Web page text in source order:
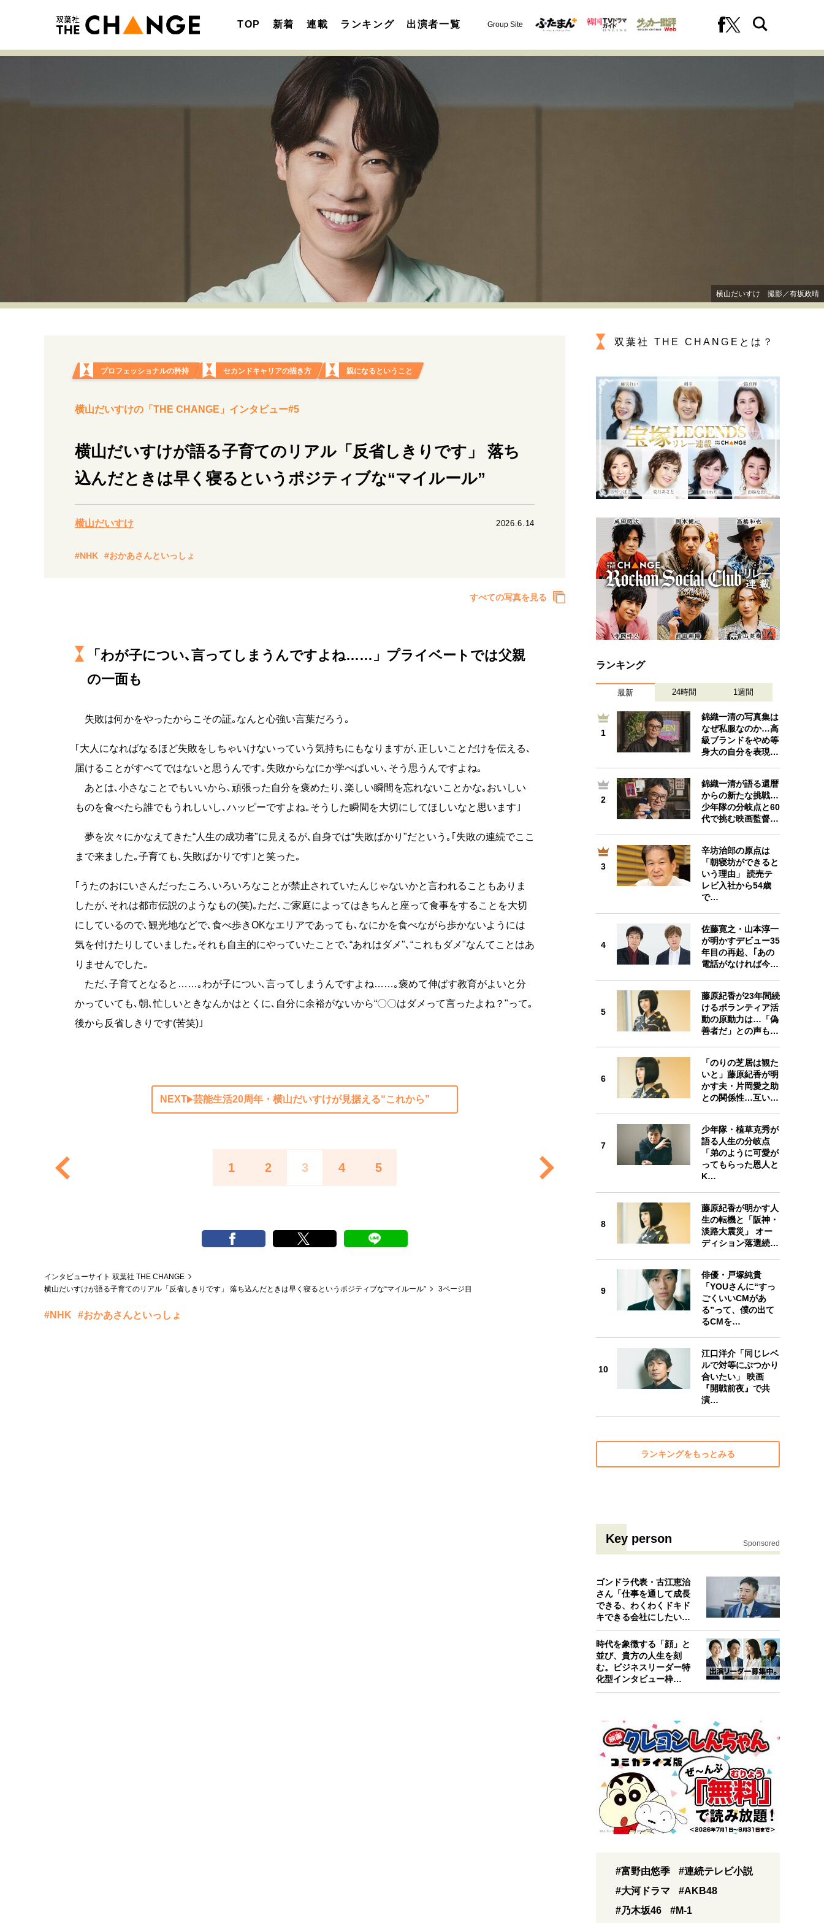
TOP 新着 連載 ランキング 出演者一覧 Group Site
運命を変えた出会い 決断の裏側
表現者の葛藤
人生が動いた日
セカンドキャリアの描き方 独立という決断
夢を掴む選択
リーダーの流儀 変革の原動力 次世代へのバトン
ライフスタイル・生き方 40代からの景色 50代のリアル
病が教えてくれたこと
移住という選択
一生モノの愛用品
横山だいすけ 撮影／有坂政晴
プロフェッショナルの矜持 セカンドキャリアの描き方 親になるということ
横山だいすけの「THE CHANGE」インタビュー#5
横山だいすけが語る子育てのリアル「反省しきりです」 落ち
込んだときは早く寝るというポジティブな“マイルール”
横山だいすけ 2026.6.14
#NHK #おかあさんといっしょ
すべての写真を見る
「わが子につい､言ってしまうんですよね……」プライベートでは父親
の一面も
失敗は何かをやったからこその証｡なんと心強い言葉だろう｡
｢大人になればなるほど失敗をしちゃいけないっていう気持ちにもなりますが､正しいことだけを伝える､
届けることがすべてではないと思うんです｡失敗からなにか学べばいい､そう思うんですよね｡
あとは､小さなことでもいいから､頑張った自分を褒めたり､楽しい瞬間を忘れないことかな｡おいしい
ものを食べたら誰でもうれしいし､ハッピーですよね｡そうした瞬間を大切にしてほしいなと思います｣
夢を次々にかなえてきた“人生の成功者"に見えるが､自身では“失敗ばかり"だという｡｢失敗の連続でここ
まで来ました｡子育ても､失敗ばかりです｣と笑った｡
｢うたのおにいさんだったころ､いろいろなことが禁止されていたんじゃないかと言われることもありま
したが､それは都市伝説のようなもの(笑)｡ただ､ご家庭によってはきちんと座って食事をすることを大切
にしているので､観光地などで､食べ歩きOKなエリアであっても､なにかを食べながら歩かないようには
気を付けたりしていました｡それも自主的にやっていたことで､“あれはダメ"､“これもダメ"なんてことはあ
りませんでした｡
ただ､子育てとなると……｡わが子につい､言ってしまうんですよね……｡褒めて伸ばす教育がよいと分
かっていても､朝､忙しいときなんかはとくに､自分に余裕がないから“〇〇はダメって言ったよね？"って｡
後から反省しきりです(苦笑)｣
NEXT 芸能生活20周年・横山だいすけが見据える“これから”
1 2 3 4 5
インタビューサイト 双葉社 THE CHANGE
横山だいすけが語る子育てのリアル「反省しきりです」 落ち込んだときは早く寝るというポジティブな“マイルール”
3ページ目
#NHK #おかあさんといっしょ
双葉社 THE CHANGEとは？
ランキング
最新 24時間 1週間
1
錦織一清の写真集は
なぜ私服なのか…高
級ブランドをやめ等
身大の自分を表現…
2
錦織一清が語る還暦
からの新たな挑戦…
少年隊の分岐点と60
代で挑む映画監督…
3
辛坊治郎の原点は
「朝寝坊ができると
いう理由」 読売テ
レビ入社から54歳
で…
4
佐藤寛之・山本淳一
が明かすデビュー35
年目の再起、｢あの
電話がなければ今…
5
藤原紀香が23年間続
けるボランティア活
動の原動力は…「偽
善者だ」との声も…
6
「のりの芝居は観た
いと」藤原紀香が明
かす夫・片岡愛之助
との関係性…互い…
7
少年隊・植草克秀が
語る人生の分岐点
「弟のように可愛が
ってもらった恩人と
K…
8
藤原紀香が明かす人
生の転機と「阪神・
淡路大震災」 オー
ディション落選続…
9
俳優・戸塚純貴
「YOUさんに“すっ
ごくいいCMがあ
る”って、僕の出て
るCMを…
10
江口洋介「同じレベ
ルで対等にぶつかり
合いたい」 映画
『開戦前夜』で共
演…
ランキングをもっとみる
Key person Sponsored
ゴンドラ代表・古江恵治
さん「仕事を通して成長
できる、わくわくドキド
キできる会社にしたいと
考えたんで…
時代を象徴する「顔」と
並び、貴方の人生を刻
む。ビジネスリーダー特
化型インタビュー枠
『Key person』始…
#富野由悠季
#連続テレビ小説
#大河ドラマ
#AKB48
#乃木坂46
#M-1